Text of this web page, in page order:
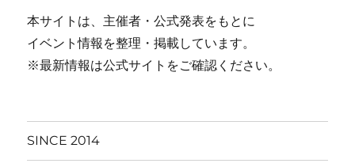
本サイトは、主催者・公式発表をもとに
イベント情報を整理・掲載しています。
※最新情報は公式サイトをご確認ください。
SINCE 2014